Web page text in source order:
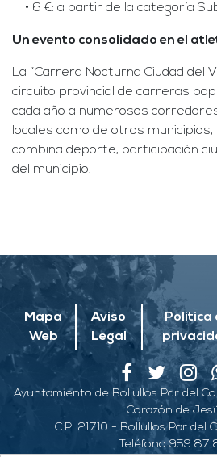
• 6 €: a partir de la categoría
Un evento consolidado en el
La “Carrera Nocturna Ciudad del
circuito provincial de carreras
cada año a numerosos
locales como de otros municipios,
combina deporte, participación
del municipio.
Mapa
Web
Aviso
Legal
Política
Ayuntamiento de Bollullos Par del
Corazón de
C.P. 21710 - Bollullos Par del
Teléfono 959 87